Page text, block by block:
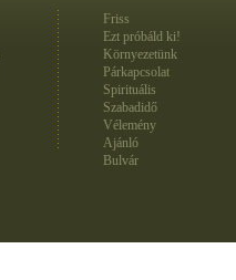
Friss
Ezt próbáld ki!
Környezetünk
Párkapcsolat
Spirituális
Szabadidő
Vélemény
Ajánló
Bulvár